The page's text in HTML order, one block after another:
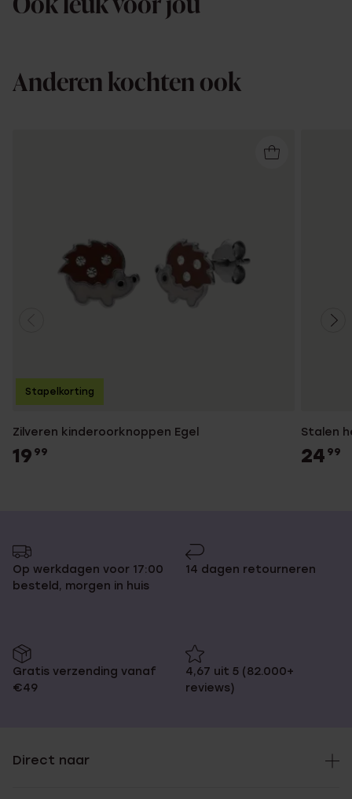
Ook leuk voor jou
Anderen kochten ook
Zilveren kinderoorknoppen Egel
19 99
Stapelkorting
Stalen
24 99
Op werkdagen voor 17:00
besteld, morgen in huis
14 dagen retourneren
Gratis verzending vanaf
€49
4,67 uit 5 (82.000+
reviews)
Direct naar